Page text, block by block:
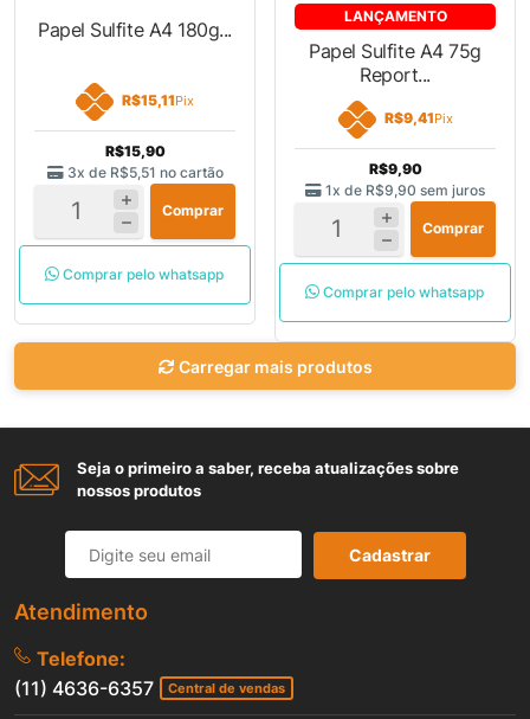
Papel Sulfite A4 180g...
R$15,11Pix
R$15,90
3x de R$5,51 no cartão
Comprar
Comprar pelo whatsapp
LANÇAMENTO
Papel Sulfite A4 75g
Report...
R$9,41Pix
R$9,90
1x de R$9,90 sem juros
Comprar
Comprar pelo whatsapp
Carregar mais produtos
Seja o primeiro a saber, receba atualizações sobre
nossos produtos
Cadastrar
Atendimento
Telefone:
(11) 4636-6357
Central de vendas